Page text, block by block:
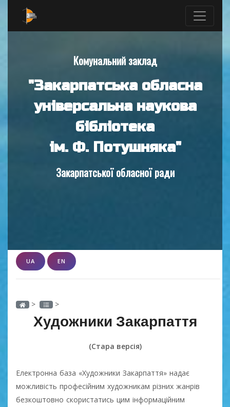
Комунальний заклад
"Закарпатська обласна
універсальна наукова
бібліотека
ім. Ф. Потушняка"
Закарпатської обласної ради
UA EN
> >
Художники Закарпаття
(Стара версія)
Електронна база «Художники Закарпаття» надає
можливість професійним художникам різних жанрів
безкоштовно скористатись цим інформаційним